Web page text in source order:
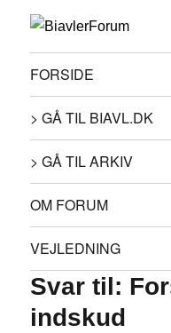
FORSIDE
> GÅ TIL BIAVL.DK
> GÅ TIL ARKIV
OM FORUM
VEJLEDNING
Svar til:
indskud